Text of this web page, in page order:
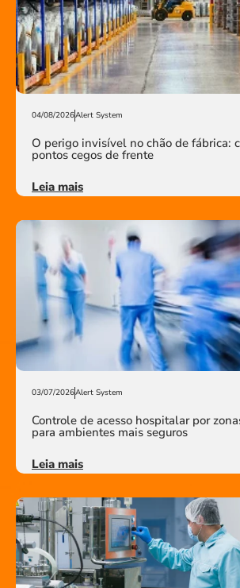
04/08/2026Alert System
O perigo invisível no chão de fábrica:
pontos cegos de frente
Leia mais
03/07/2026Alert System
Controle de acesso hospitalar por
para ambientes mais seguros
Leia mais